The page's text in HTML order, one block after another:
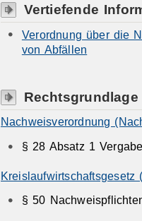
Vertiefende
Verordnung über die
von Abfällen
Rechtsgrundlage
Nachweisverordnung
§ 28 Absatz 1
Kreislaufwirtschaftsgesetz
§ 50